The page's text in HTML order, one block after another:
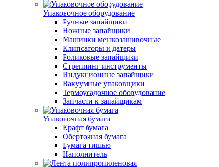
Упаковочное оборудование
Ручные запайщики
Ножные запайщики
Машинки мешкозашивочные
Клипсаторы и датеры
Роликовые запайщики
Стреппинг инструменты
Индукционные запайщики
Вакуумные упаковщики
Термоусадочное оборудование
Запчасти к запайщикам
Упаковочная бумага
Крафт бумага
Оберточная бумага
Бумага тишью
Наполнитель